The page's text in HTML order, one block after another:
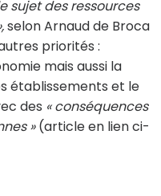
sujet des ressources
selon Arnaud de Broca
priorités :
mais aussi la
établissements et le
des « conséquences
»(article en lien ci-